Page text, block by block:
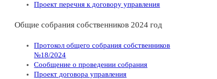
Проект перечня к договору управления
Общие собрания собственников 2024 год
Протокол общего собрания собственников
№18/2024
Сообщение о проведении собрания
Проект договора управления